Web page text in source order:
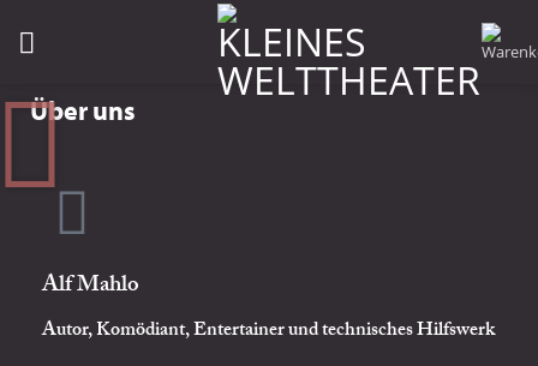
Über uns
Alf Mahlo
Autor, Komödiant, Entertainer und technisches Hilfswerk